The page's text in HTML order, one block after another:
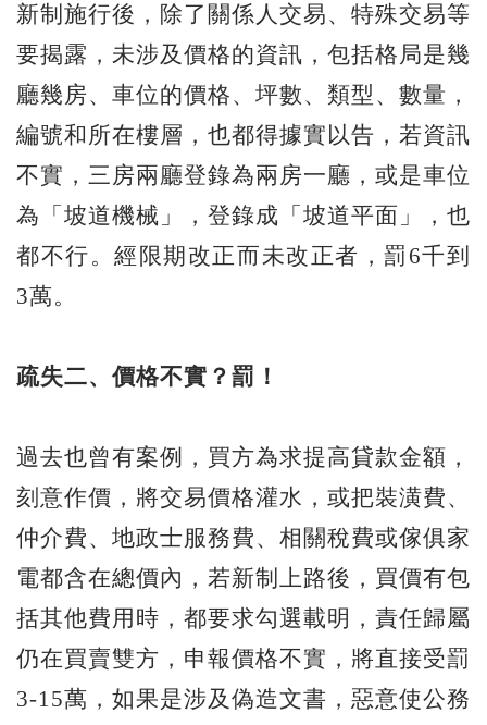
新制施行後，除了關係人交易、特殊交易等
要揭露，未涉及價格的資訊，包括格局是幾
廳幾房、車位的價格、坪數、類型、數量，
編號和所在樓層，也都得據實以告，若資訊
不實，三房兩廳登錄為兩房一廳，或是車位
為「坡道機械」，登錄成「坡道平面」，也
都不行。經限期改正而未改正者，罰6千到
3萬。
疏失二、價格不實？罰！
過去也曾有案例，買方為求提高貸款金額，
刻意作價，將交易價格灌水，或把裝潢費、
仲介費、地政士服務費、相關稅費或傢俱家
電都含在總價內，若新制上路後，買價有包
括其他費用時，都要求勾選載明，責任歸屬
仍在買賣雙方，申報價格不實，將直接受罰
3-15萬，如果是涉及偽造文書，惡意使公務